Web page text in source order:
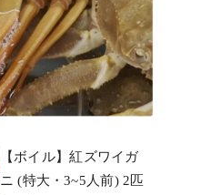
【ボイル】紅ズワイガ
ニ (特大・3~5人前) 2匹